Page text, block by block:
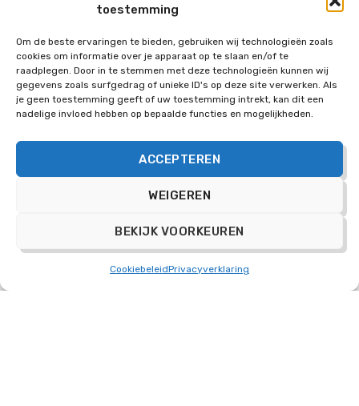
toestemming
Om de beste ervaringen te bieden, gebruiken wij technologieën zoals
cookies om informatie over je apparaat op te slaan en/of te
raadplegen. Door in te stemmen met deze technologieën kunnen wij
gegevens zoals surfgedrag of unieke ID's op deze site verwerken. Als
je geen toestemming geeft of uw toestemming intrekt, kan dit een
nadelige invloed hebben op bepaalde functies en mogelijkheden.
ACCEPTEREN
WEIGEREN
BEKIJK VOORKEUREN
CookiebeleidPrivacyverklaring
Op 30 september a.s. is de sluitingsdatum voor
het derde kwartaal van dit jaar. Vanaf deze
datum beoordelen de kerngroepen de aanvragen
die de afgelopen periode zijn ingediend. Vanaf 1